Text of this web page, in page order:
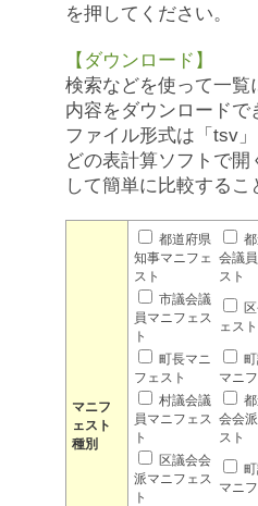
を押してください。
【ダウンロード】
検索などを使って一覧
内容をダウンロードで
ファイル形式は「tsv
どの表計算ソフトで
して簡単に比較するこ
マニフ
ェスト
種別
都道府県
知事マニフェ
スト
会議
スト
市議会議
員マニフェス
ト
ェスト
町長マニ
フェスト
マニ
村議会議
員マニフェス
ト
会会
スト
区議会会
派マニフェス
ト
マニ